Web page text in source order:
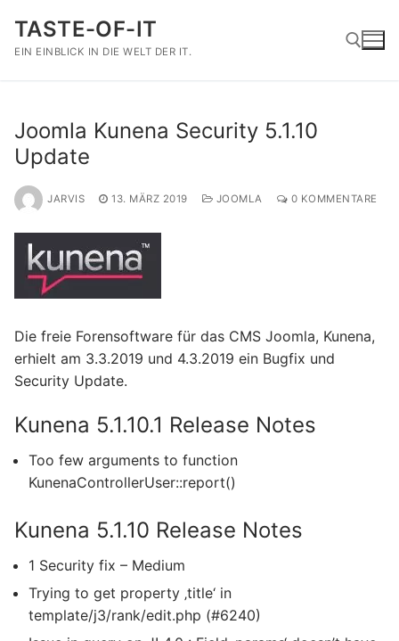
Inhalt
springen
TASTE-OF-IT
EIN EINBLICK IN DIE WELT DER IT.
Joomla Kunena Security 5.1.10
Update
JARVIS 13. MÄRZ 2019 JOOMLA 0 KOMMENTARE
Die freie Forensoftware für das CMS Joomla, Kunena,
erhielt am 3.3.2019 und 4.3.2019 ein Bugfix und
Security Update.
Kunena 5.1.10.1 Release Notes
Too few arguments to function
KunenaControllerUser::report()
Kunena 5.1.10 Release Notes
1 Security fix – Medium
Trying to get property ‚title‘ in
template/j3/rank/edit.php (#6240)